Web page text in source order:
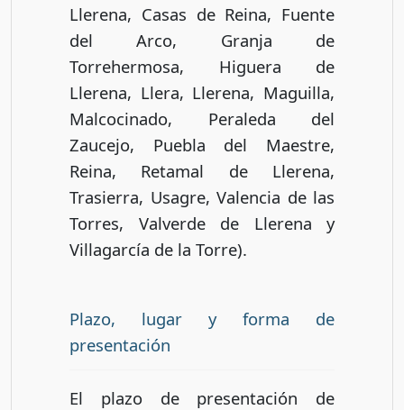
Llerena, Casas de Reina, Fuente
del Arco, Granja de
Torrehermosa, Higuera de
Llerena, Llera, Llerena, Maguilla,
Malcocinado, Peraleda del
Zaucejo, Puebla del Maestre,
Reina, Retamal de Llerena,
Trasierra, Usagre, Valencia de las
Torres, Valverde de Llerena y
Villagarcía de la Torre).
Plazo, lugar y forma de
presentación
El plazo de presentación de